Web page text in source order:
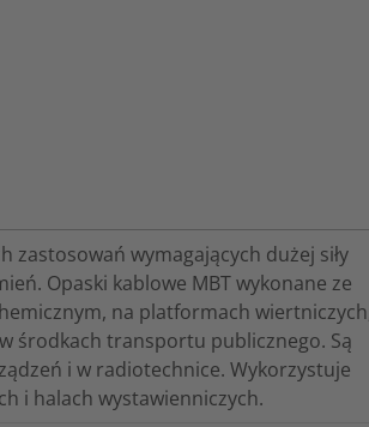
zastosowań wymagających dużej siły
Opaski kablowe MBT wykonane ze
na platformach
środkach transportu publicznego. Są
i w radiotechnice. Wykorzystuje
i halach wystawienniczych.